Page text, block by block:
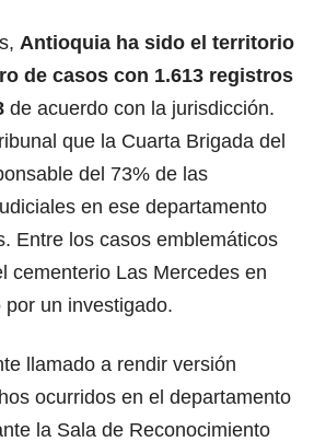
Antioquia ha sido el territorio
de casos con 1.613 registros
de acuerdo con la jurisdicción.
que la Cuarta Brigada del
del 73% de las
en ese departamento
Entre los casos emblemáticos
cementerio Las Mercedes en
un investigado.
llamado a rendir versión
ocurridos en el departamento
la Sala de Reconocimiento